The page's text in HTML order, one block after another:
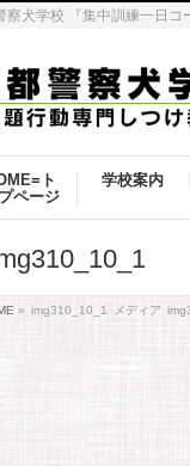
察犬学校 『集中訓練一日
ト
ページ
学校案内
» img310_10_1 メディア